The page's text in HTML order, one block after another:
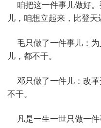
咱把这一件事儿做好。
儿，咱想立起来，比登天
毛只做了一件事儿：为
儿，都不干。
邓只做了一件儿：改革
不干。
凡是一生一世只做一件